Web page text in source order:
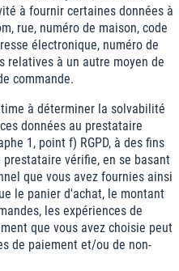
à fournir certaines données à
rue, numéro de maison, code
électronique, numéro de
relatives à un autre moyen de
commande.
à déterminer la solvabilité
données au prestataire
1, point f) RGPD, à des fins
vérifie, en se basant
que vous avez fournies ainsi
le panier d'achat, le montant
les expériences de
que vous avez choisie peut
de paiement et/ou de non-